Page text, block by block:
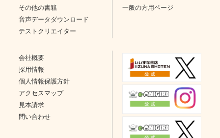
その他の書籍
音声データダウンロード
テストクリエイター
一般の方用ページ
会社概要
採用情報
個人情報保護方針
アクセスマップ
見本請求
問い合わせ